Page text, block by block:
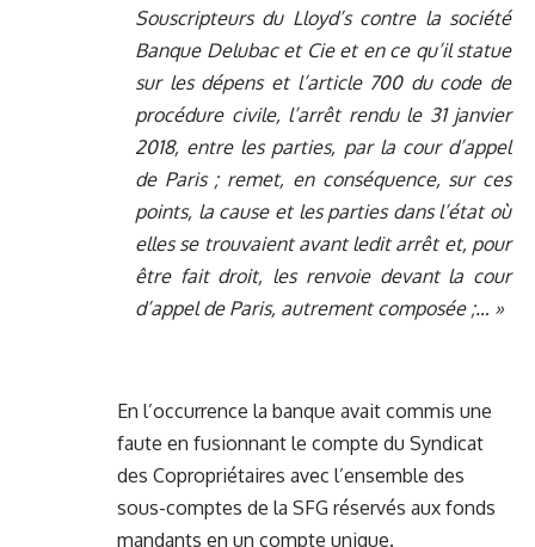
Souscripteurs du Lloyd’s contre la société
Banque Delubac et Cie et en ce qu’il statue
sur les dépens et l’article 700 du code de
procédure civile, l’arrêt rendu le 31 janvier
2018, entre les parties, par la cour d’appel
de Paris ; remet, en conséquence, sur ces
points, la cause et les parties dans l’état où
elles se trouvaient avant ledit arrêt et, pour
être fait droit, les renvoie devant la cour
d’appel de Paris, autrement composée ;… »
En l’occurrence la banque avait commis une
faute en fusionnant le compte du Syndicat
des Copropriétaires avec l’ensemble des
sous-comptes de la SFG réservés aux fonds
mandants en un compte unique.